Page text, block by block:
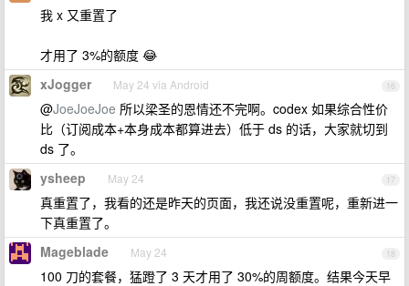
我 x 又重置了
才用了 3%的额度 😂
16
xJogger May 24 via Android
@JoeJoeJoe 所以梁圣的恩情还不完啊。codex 如果综合性价
比（订阅成本+本身成本都算进去）低于 ds 的话，大家就切到
ds 了。
17
ysheep May 24
真重置了，我看的还是昨天的页面，我还说没重置呢，重新进一
下真重置了。
18
Mageblade May 24
100 刀的套餐，猛蹬了 3 天才用了 30%的周额度。结果今天早